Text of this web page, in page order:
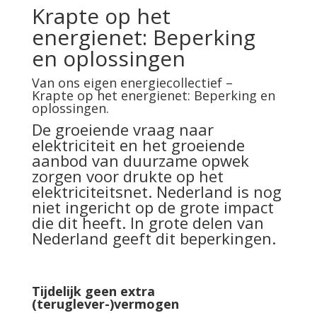
Krapte op het
energienet: Beperking
en oplossingen
Van ons eigen energiecollectief –
Krapte op het energienet: Beperking en
oplossingen.
De groeiende vraag naar
elektriciteit en het groeiende
aanbod van duurzame opwek
zorgen voor drukte op het
elektriciteitsnet. Nederland is nog
niet ingericht op de grote impact
die dit heeft. In grote delen van
Nederland geeft dit beperkingen.
Tijdelijk geen extra
(teruglever-)vermogen